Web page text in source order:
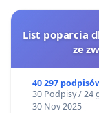
List poparcia
ze
40 297
30 Podpisy / 24
30 Nov 2025